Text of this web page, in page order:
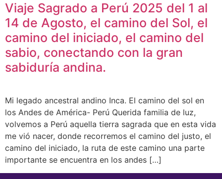
Viaje Sagrado a Perú 2025 del 1 al
14 de Agosto, el camino del Sol, el
camino del iniciado, el camino del
sabio, conectando con la gran
sabiduría andina.
Mi legado ancestral andino Inca. El camino del sol en
los Andes de América- Perú Querida familia de luz,
volvemos a Perú aquella tierra sagrada que en esta vida
me vió nacer, donde recorremos el camino del justo, el
camino del iniciado, la ruta de este camino una parte
importante se encuentra en los andes […]